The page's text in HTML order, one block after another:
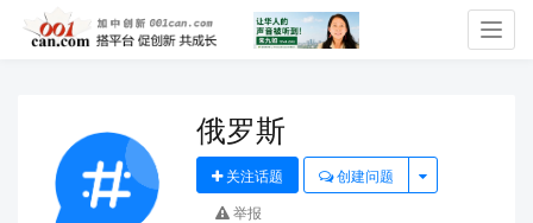
俄罗斯
关注话题
创建问题
举报